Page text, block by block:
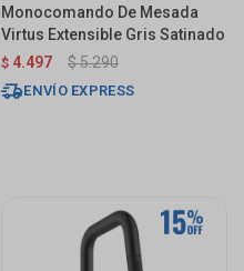
Monocomando De Mesada
Virtus Extensible Gris Satinado
$ 4.497 $5.290
ENVÍO EXPRESS